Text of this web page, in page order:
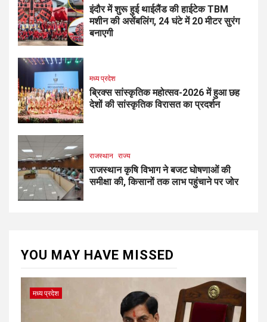
इंदौर में शुरू हुई थाईलैंड की हाईटेक TBM
मशीन की असेंबलिंग, 24 घंटे में 20 मीटर सुरंग
बनाएगी
मध्य प्रदेश
ब्रिक्स सांस्कृतिक महोत्सव-2026 में हुआ छह
देशों की सांस्कृतिक विरासत का प्रदर्शन
राजस्थान राज्य
राजस्थान कृषि विभाग ने बजट घोषणाओं की
समीक्षा की, किसानों तक लाभ पहुंचाने पर जोर
YOU MAY HAVE MISSED
मध्य प्रदेश